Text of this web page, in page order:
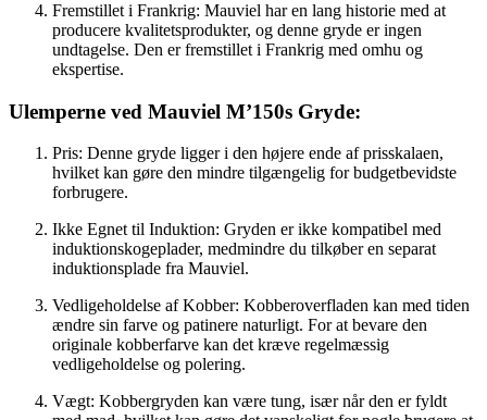
Fremstillet i Frankrig: Mauviel har en lang historie med at
producere kvalitetsprodukter, og denne gryde er ingen
undtagelse. Den er fremstillet i Frankrig med omhu og
ekspertise.
Ulemperne ved Mauviel M’150s Gryde:
Pris: Denne gryde ligger i den højere ende af prisskalaen,
hvilket kan gøre den mindre tilgængelig for budgetbevidste
forbrugere.
Ikke Egnet til Induktion: Gryden er ikke kompatibel med
induktionskogeplader, medmindre du tilkøber en separat
induktionsplade fra Mauviel.
Vedligeholdelse af Kobber: Kobberoverfladen kan med tiden
ændre sin farve og patinere naturligt. For at bevare den
originale kobberfarve kan det kræve regelmæssig
vedligeholdelse og polering.
Vægt: Kobbergryden kan være tung, især når den er fyldt